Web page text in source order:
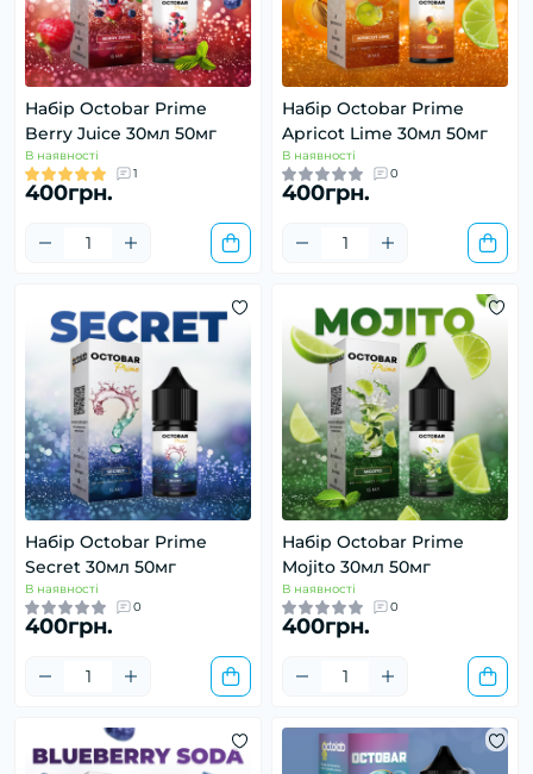
Набір Octobar Prime
Berry Juice 30мл 50мг
В наявності
1
400грн.
Набір Octobar Prime
Apricot Lime 30мл 50мг
В наявності
0
400грн.
Набір Octobar Prime
Secret 30мл 50мг
В наявності
0
400грн.
Набір Octobar Prime
Mojito 30мл 50мг
В наявності
0
400грн.